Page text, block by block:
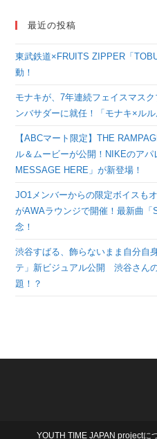
最近の投稿
東武鉄道×FRUITS ZIPPER「
動！
モナキが、7年連続フェイスマス
ンバサダーに就任！「モナキ×ル
【ABCマート限定】THE
ル＆ムービーが公開！NIKEのア
MESSAGE HERE」が新登場！
JO1メンバーからの限定ボイスも
がAWAラウンジで開催！最新曲
念！
渋谷すばる、飾らないまま自分自
テ」新ビジュアル公開 渋谷さん
題！？
YOUTH TIME JAPAN projectに